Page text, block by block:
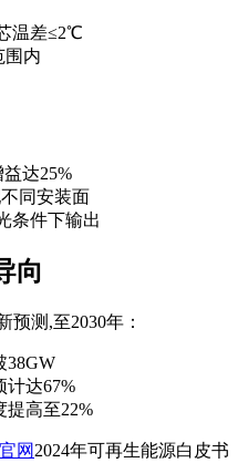
温差≤2℃
围内
达25%
同安装面
条件下输出
向
预测,至2030年：
38GW
计达67%
提高至22%
网 2024年可再生能源白皮书